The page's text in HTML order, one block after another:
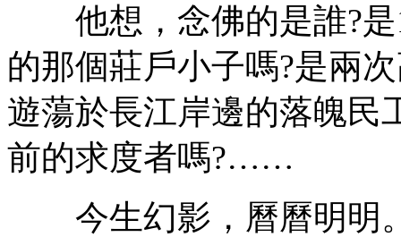
他想，念佛的是誰?是
的那個莊戶小子嗎?是兩
遊蕩於長江岸邊的落魄民
前的求度者嗎?……
今生幻影，曆曆明明